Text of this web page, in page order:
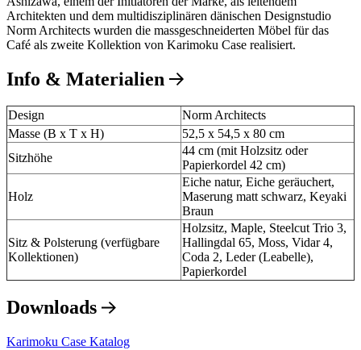
Architekten und dem multidisziplinären dänischen Designstudio
Norm Architects wurden die massgeschneiderten Möbel für das
Café als zweite Kollektion von Karimoku Case realisiert.
Info & Materialien
Design
Norm Architects
Masse (B x T x H)
52,5 x 54,5 x 80 cm
Sitzhöhe
44 cm (mit Holzsitz oder
Papierkordel 42 cm)
Holz
Eiche natur, Eiche geräuchert,
Maserung matt schwarz, Keyaki
Braun
Sitz & Polsterung (verfügbare
Kollektionen)
Holzsitz, Maple, Steelcut Trio 3,
Hallingdal 65, Moss, Vidar 4,
Coda 2, Leder (Leabelle),
Papierkordel
Downloads
Karimoku Case Katalog